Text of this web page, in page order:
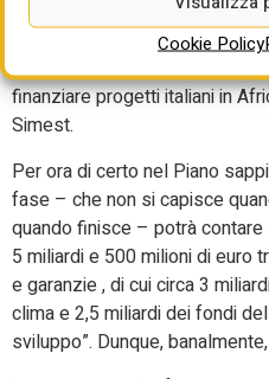
Cookie Policy
collaborazione con la Banca di
multilaterale e uno bilaterale”,
ancora i due strumenti di Cdp
finanziare progetti italiani in
Simest.
Per ora di certo nel Piano
fase – che non si capisce
quando finisce – potrà
5 miliardi e 500 milioni di euro
e garanzie , di cui circa 3
clima e 2,5 miliardi dei fondi
sviluppo”. Dunque,